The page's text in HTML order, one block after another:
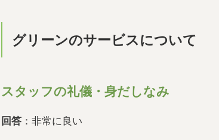
グリーンのサービスについて
スタッフの礼儀・身だしなみ
回答：非常に良い